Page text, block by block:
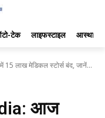
टेक लाइफस्टाइल आस्था
लाख मेडिकल स्टोर्स बंद, जानें...
आज